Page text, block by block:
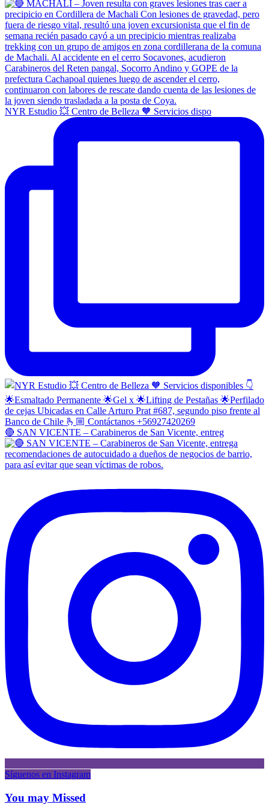
NYR Estudio 💥 Centro de Belleza 🧡 Servicios dispo
🔴 SAN VICENTE – Carabineros de San Vicente, entreg
Síguenos en Instagram
You may Missed